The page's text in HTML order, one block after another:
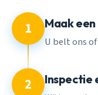
1 Maak
U belt ons
2